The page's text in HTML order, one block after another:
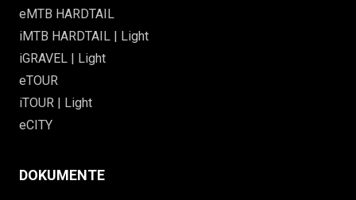
eMTB HARDTAIL
iMTB HARDTAIL | Light
iGRAVEL | Light
eTOUR
iTOUR | Light
eCITY
DOKUMENTE